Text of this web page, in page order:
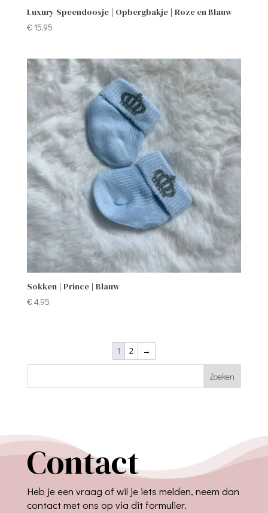
Luxury Speendoosje | Opbergbakje | Roze en Blauw
€ 15,95
Sokken | Prince | Blauw
€ 4,95
1 2 →
Zoeken
Contact
Heb je een vraag of wil je iets melden, neem dan
contact met ons op via dit formulier.